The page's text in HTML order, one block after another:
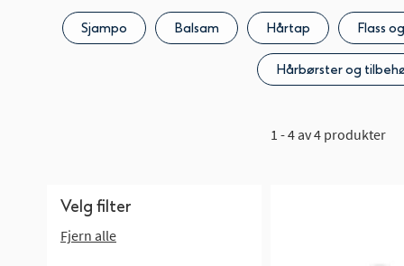
Sjampo Balsam Hårtap Flass
Hårbørster og
Velg filter
Fjern alle
1 - 4 av 4 produkter